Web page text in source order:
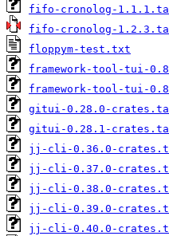
fifo-cronolog-
fifo-cronolog-
floppym-test.txt
framework-tool-tui-
framework-tool-tui-
gitui-0.28.0-
gitui-0.28.1-
jj-cli-0.36.0-
jj-cli-0.37.0-
jj-cli-0.38.0-
jj-cli-0.39.0-
jj-cli-0.40.0-